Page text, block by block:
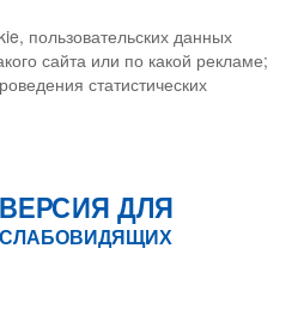
пользовательских данных
сайта или по какой рекламе;
статистических